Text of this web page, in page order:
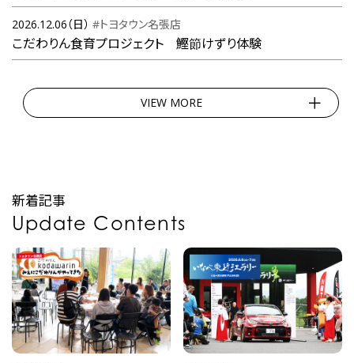
2026.12.06（日） #トヨタウン名張店
こだわりん食育プロジェクト 鰹節けずり体験
VIEW MORE
新着記事
Update Contents